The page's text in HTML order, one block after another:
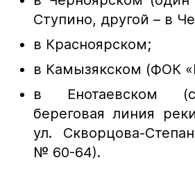
Ступино, другой – в
в Красноярском;
в Камызякском (ФОК
в Енотаевском
береговая линия
ул. Скворцова-
№ 60-64).